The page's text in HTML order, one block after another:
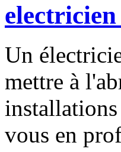
Un
mettre à
vous en